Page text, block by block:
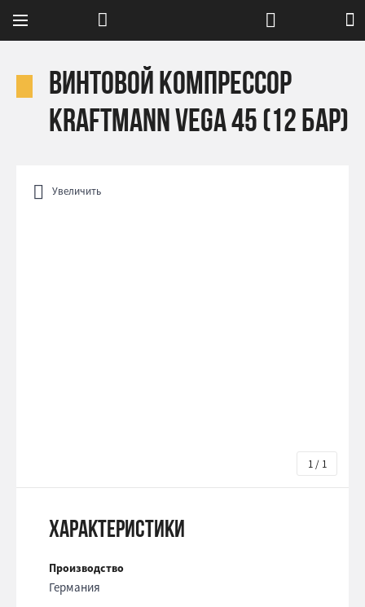
Винтовой компрессор
Kraftmann VEGA 45 (12 бар)
Увеличить
1 / 1
Характеристики
Производство
Германия